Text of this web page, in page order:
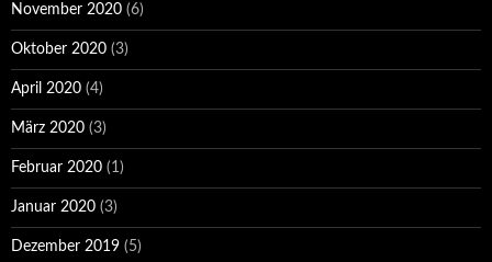
November 2020 (6)
Oktober 2020 (3)
April 2020 (4)
März 2020 (3)
Februar 2020 (1)
Januar 2020 (3)
Dezember 2019 (5)